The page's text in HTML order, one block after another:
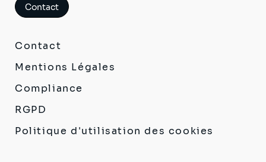
Contact
Contact
Mentions Légales
Compliance
RGPD
Politique d'utilisation des cookies